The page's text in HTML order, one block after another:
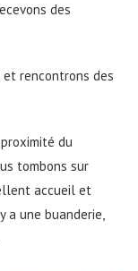
des
rencontrons des
du
tombons sur
accueil et
a une buanderie,